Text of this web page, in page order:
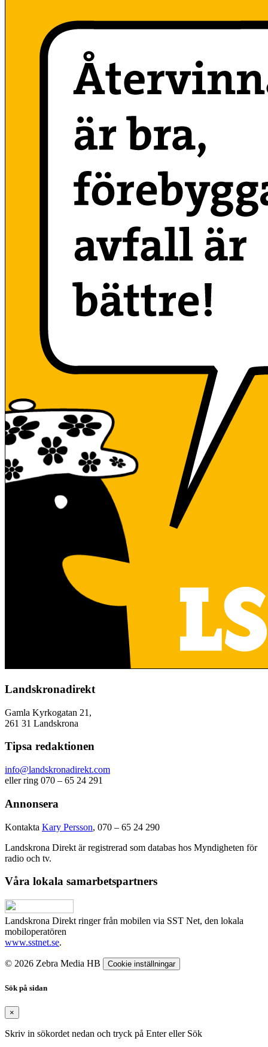
Landskronadirekt
Gamla Kyrkogatan 21,
261 31 Landskrona
Tipsa redaktionen
info@landskronadirekt.com
eller ring 070 – 65 24 291
Annonsera
Kontakta Kary Persson, 070 – 65 24 290
Landskrona Direkt är registrerad som databas hos Myndigheten för
radio och tv.
Våra lokala samarbetspartners
Landskrona Direkt ringer från mobilen via SST Net, den lokala
mobiloperatören
www.sstnet.se.
© 2026 Zebra Media HB Cookie inställningar
Sök på sidan
×
Skriv in sökordet nedan och tryck på Enter eller Sök